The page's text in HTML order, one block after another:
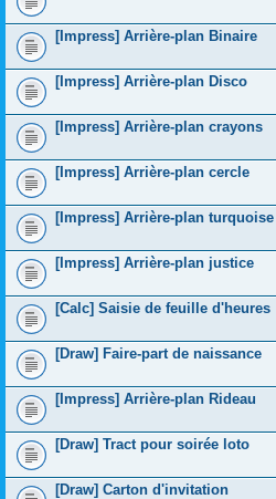
[Impress] Arrière-plan Binaire
[Impress] Arrière-plan Disco
[Impress] Arrière-plan crayons
[Impress] Arrière-plan cercle
[Impress] Arrière-plan turquoise
[Impress] Arrière-plan justice
[Calc] Saisie de feuille d'heures
[Draw] Faire-part de naissance
[Impress] Arrière-plan Rideau
[Draw] Tract pour soirée loto
[Draw] Carton d'invitation